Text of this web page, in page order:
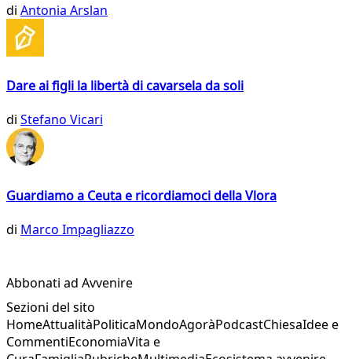
di Antonia Arslan
Dare ai figli la libertà di cavarsela da soli
di Stefano Vicari
Guardiamo a Ceuta e ricordiamoci della Vlora
di Marco Impagliazzo
Abbonati ad Avvenire
Sezioni del sito
HomeAttualitàPoliticaMondoAgoràPodcastChiesaIdee e
CommentiEconomiaVita e